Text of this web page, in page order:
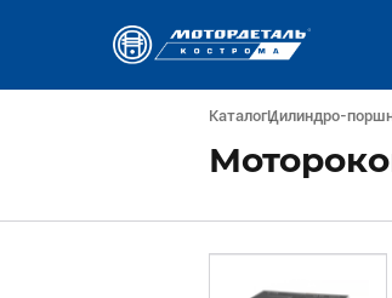
КаталогЦилиндро-